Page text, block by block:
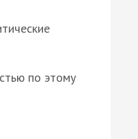
по этому